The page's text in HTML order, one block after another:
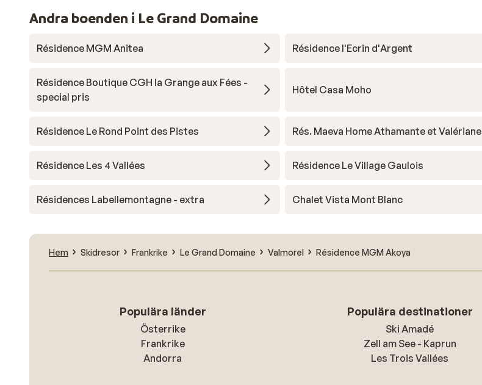
Andra boenden i Le Grand Domaine
Résidence MGM Anitea Résidence l'Ecrin d'Argent
Résidence Boutique CGH la Grange aux Fées -
special pris
Hôtel Casa Moho
Résidence Le Rond Point des Pistes Rés. Maeva Home Athamante et Valériane
Résidence Les 4 Vallées Résidence Le Village Gaulois
Résidences Labellemontagne - extra Chalet Vista Mont Blanc
Hem Skidresor Frankrike Le Grand Domaine Valmorel Résidence MGM Akoya
Populära länder
Österrike
Frankrike
Andorra
Populära destinationer
Ski Amadé
Zell am See - Kaprun
Les Trois Vallées